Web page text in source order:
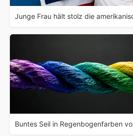
Junge Frau hält stolz die
Buntes Seil in Regenbogenfarben